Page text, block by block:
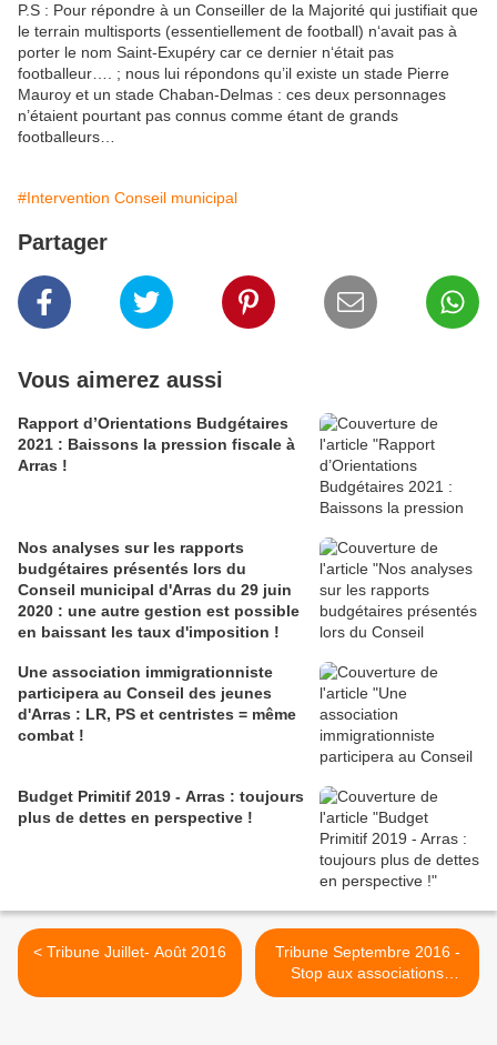
P.S : Pour répondre à un Conseiller de la Majorité qui justifiait que
le terrain multisports (essentiellement de football) n‘avait pas à
porter le nom Saint-Exupéry car ce dernier n‘était pas
footballeur…. ; nous lui répondons qu’il existe un stade Pierre
Mauroy et un stade Chaban-Delmas : ces deux personnages
n’étaient pourtant pas connus comme étant de grands
footballeurs…
#Intervention Conseil municipal
Partager
Vous aimerez aussi
Rapport d’Orientations Budgétaires
2021 : Baissons la pression fiscale à
Arras !
Nos analyses sur les rapports
budgétaires présentés lors du
Conseil municipal d'Arras du 29 juin
2020 : une autre gestion est possible
en baissant les taux d'imposition !
Une association immigrationniste
participera au Conseil des jeunes
d'Arras : LR, PS et centristes = même
combat !
Budget Primitif 2019 - Arras : toujours
plus de dettes en perspective !
< Tribune Juillet- Août 2016
Tribune Septembre 2016 -
Stop aux associations
politisées ! >